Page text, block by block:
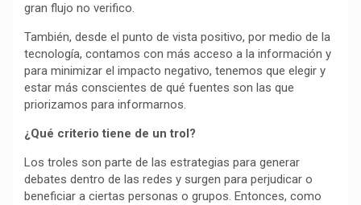
gran flujo no verifico.
También, desde el punto de vista positivo, por medio de la
tecnología, contamos con más acceso a la información y
para minimizar el impacto negativo, tenemos que elegir y
estar más conscientes de qué fuentes son las que
priorizamos para informarnos.
¿Qué criterio tiene de un trol?
Los troles son parte de las estrategias para generar
debates dentro de las redes y surgen para perjudicar o
beneficiar a ciertas personas o grupos. Entonces, como